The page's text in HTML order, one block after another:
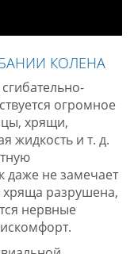
КОЛЕНА
огромное
хрящи,
жидкость и т. д.
даже не замечает
хряща разрушена,
нервные